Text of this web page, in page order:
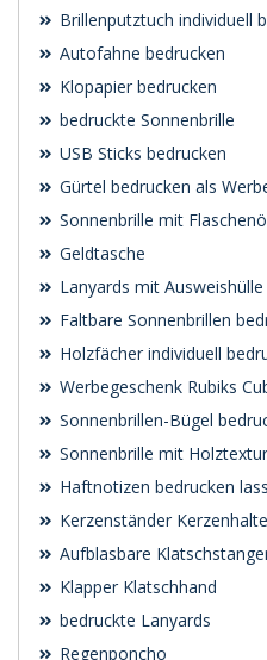
Brillenputztuch individuell
Autofahne bedrucken
Klopapier bedrucken
bedruckte Sonnenbrille
USB Sticks bedrucken
Gürtel bedrucken als
Sonnenbrille mit
Geldtasche
Lanyards mit
Faltbare Sonnenbrillen
Holzfächer individuell
Werbegeschenk Rubiks
Sonnenbrillen-Bügel
Sonnenbrille mit Holztextur
Haftnotizen bedrucken
Kerzenständer
Aufblasbare
Klapper Klatschhand
bedruckte Lanyards
Regenponcho